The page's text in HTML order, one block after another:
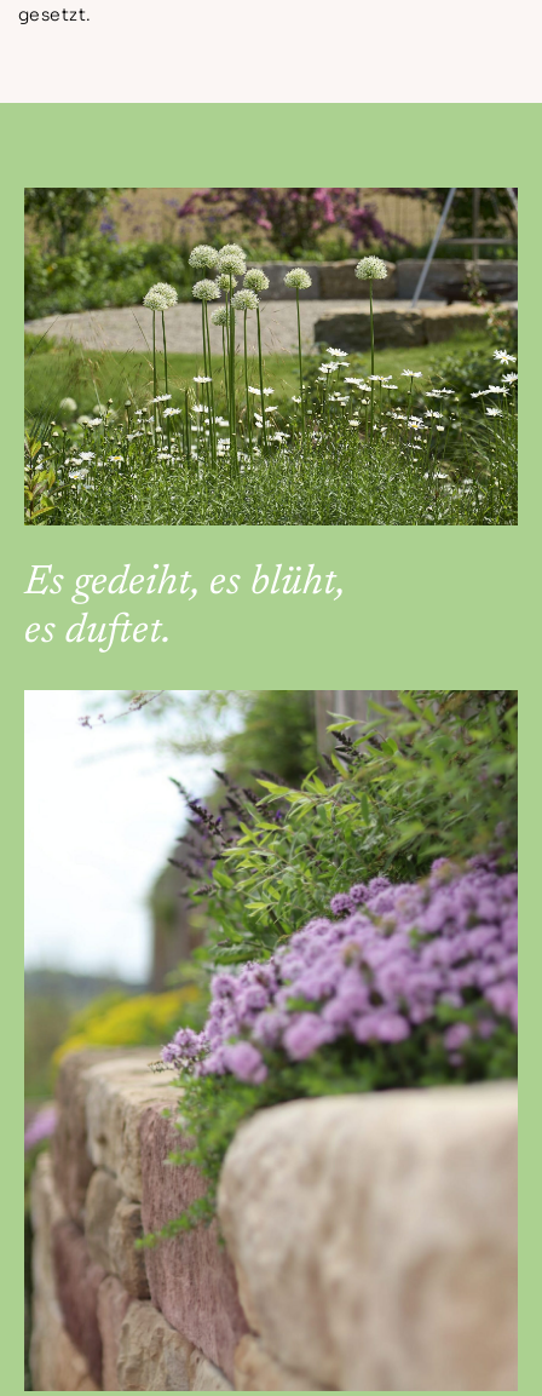
gesetzt.
Es gedeiht, es blüht,
es duftet.